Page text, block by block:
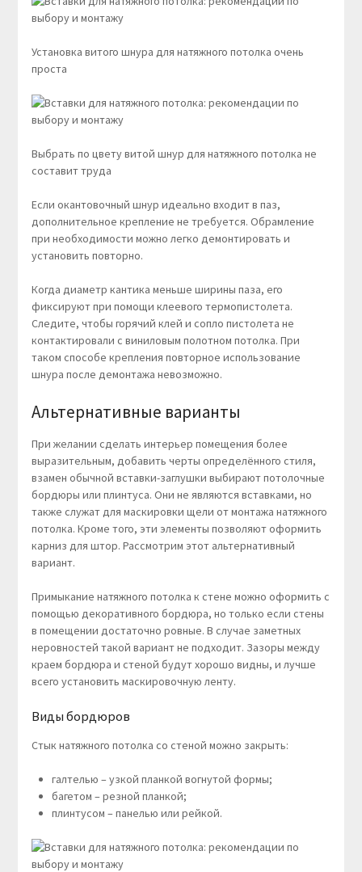
Установка витого шнура для натяжного потолка очень
проста
Выбрать по цвету витой шнур для натяжного потолка не
составит труда
Если окантовочный шнур идеально входит в паз,
дополнительное крепление не требуется. Обрамление
при необходимости можно легко демонтировать и
установить повторно.
Когда диаметр кантика меньше ширины паза, его
фиксируют при помощи клеевого термопистолета.
Следите, чтобы горячий клей и сопло пистолета не
контактировали с виниловым полотном потолка. При
таком способе крепления повторное использование
шнура после демонтажа невозможно.
Альтернативные варианты
При желании сделать интерьер помещения более
выразительным, добавить черты определённого стиля,
взамен обычной вставки-заглушки выбирают потолочные
бордюры или плинтуса. Они не являются вставками, но
также служат для маскировки щели от монтажа натяжного
потолка. Кроме того, эти элементы позволяют оформить
карниз для штор. Рассмотрим этот альтернативный
вариант.
Примыкание натяжного потолка к стене можно оформить с
помощью декоративного бордюра, но только если стены
в помещении достаточно ровные. В случае заметных
неровностей такой вариант не подходит. Зазоры между
краем бордюра и стеной будут хорошо видны, и лучше
всего установить маскировочную ленту.
Виды бордюров
Стык натяжного потолка со стеной можно закрыть:
галтелью – узкой планкой вогнутой формы;
багетом – резной планкой;
плинтусом – панелью или рейкой.